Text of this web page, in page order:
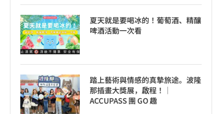
夏天就是要喝冰的！葡萄酒、精釀
啤酒活動一次看
踏上藝術與情感的真摯旅途。波隆
那插畫大獎展，啟程！│
ACCUPASS 團 GO 趣